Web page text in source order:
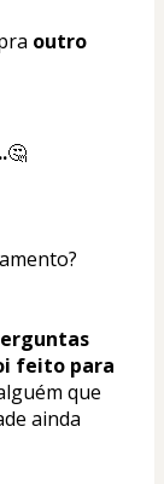
outro
🤔
feito para
que
ainda